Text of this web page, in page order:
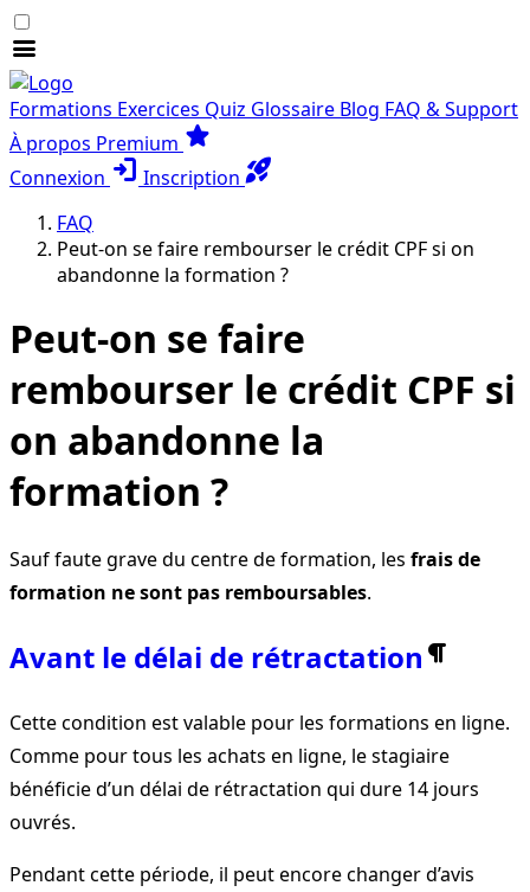
menu
Formations Exercices Quiz Glossaire Blog FAQ & Support
À propos Premium star
Connexion login Inscription rocket_launch
FAQ
Peut-on se faire rembourser le crédit CPF si on
abandonne la formation ?
Peut-on se faire
rembourser le crédit CPF si
on abandonne la
formation ?
Sauf faute grave du centre de formation, les frais de
formation ne sont pas remboursables.
Avant le délai de rétractation
Cette condition est valable pour les formations en ligne.
Comme pour tous les achats en ligne, le stagiaire
bénéficie d’un délai de rétractation qui dure 14 jours
ouvrés.
Pendant cette période, il peut encore changer d’avis